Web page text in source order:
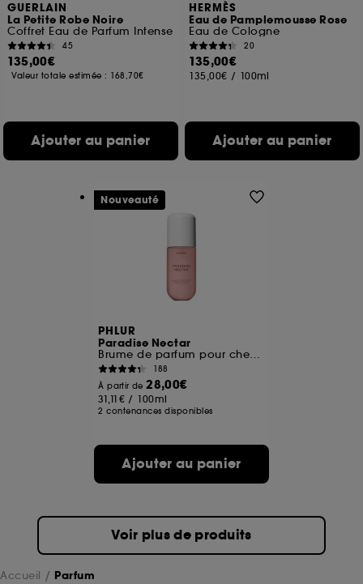
GUERLAIN
La Petite Robe Noire
Coffret Eau de Parfum Intense
45
135,00€
Valeur totale estimée : 168,70€
Ajouter au panier
HERMÈS
Eau de Pamplemousse Rose
Eau de Cologne
20
135,00€
135,00€ / 100ml
Ajouter au panier
PHLUR
Paradise Nectar
Brume de parfum pour cheveux et corps format voyage
188
À partir de28,00€
31,11€ / 100ml
2 contenances disponibles
Ajouter au panier
Nouveauté
Voir plus de produits
Accueil Parfum